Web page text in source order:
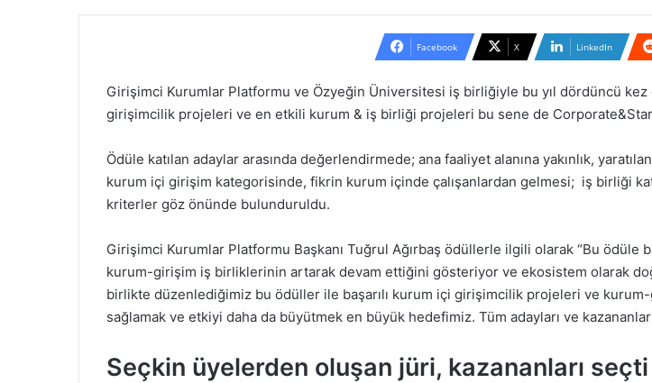
Facebook X LinkedIn
Girişimci Kurumlar Platformu ve Özyeğin Üniversitesi iş birliğiyle bu yıl dördüncü
girişimcilik projeleri ve en etkili kurum & iş birliği projeleri bu sene de
Ödüle katılan adaylar arasında değerlendirmede; ana faaliyet alanına yakınlık,
kurum içi girişim kategorisinde, fikrin kurum içinde çalışanlardan gelmesi; iş birliği
kriterler göz önünde bulunduruldu.
Girişimci Kurumlar Platformu Başkanı Tuğrul Ağırbaş ödüllerle ilgili olarak “Bu
kurum-girişim iş birliklerinin artarak devam ettiğini gösteriyor ve ekosistem olarak
birlikte düzenlediğimiz bu ödüller ile başarılı kurum içi girişimcilik projeleri ve
sağlamak ve etkiyi daha da büyütmek en büyük hedefimiz. Tüm adayları ve
Seçkin üyelerden oluşan jüri, kazananları seçti